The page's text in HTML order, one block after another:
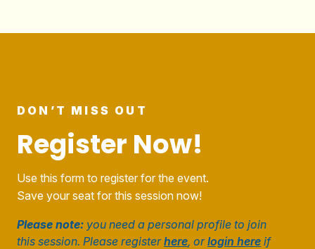
DON’T MISS OUT
Register Now!
Use this form to register for the event.
Save your seat for this session now!
Please note: you need a personal profile to join
this session. Please registerhere, orlogin here if